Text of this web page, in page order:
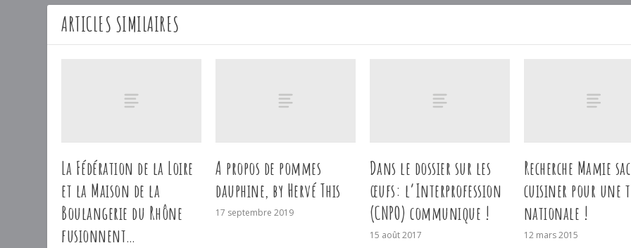
ARTICLES SIMILAIRES
La Fédération de la Loire
et la Maison de la
Boulangerie du Rhône
fusionnent…
A propos de pommes
dauphine, by Hervé This
17 septembre 2019
Dans le dossier sur les
œufs: l’Interprofession
(CNPO) communique !
15 août 2017
Recherche Mamie
cuisiner pour une
nationale !
12 mars 2015